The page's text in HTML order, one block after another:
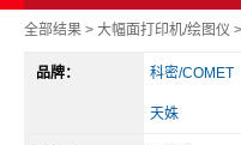
全部结果 > 大幅面打印机/绘图仪 >
品牌： 科密/COMET
天姝